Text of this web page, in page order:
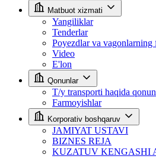
Matbuot xizmati
Yangiliklar
Tenderlar
Poyezdlar va vagonlarning
Video
E'lon
Qonunlar
T/y transporti haqida qonun
Farmoyishlar
Korporativ boshqaruv
JAMIYAT USTAVI
BIZNES REJA
KUZATUV KENGASHI